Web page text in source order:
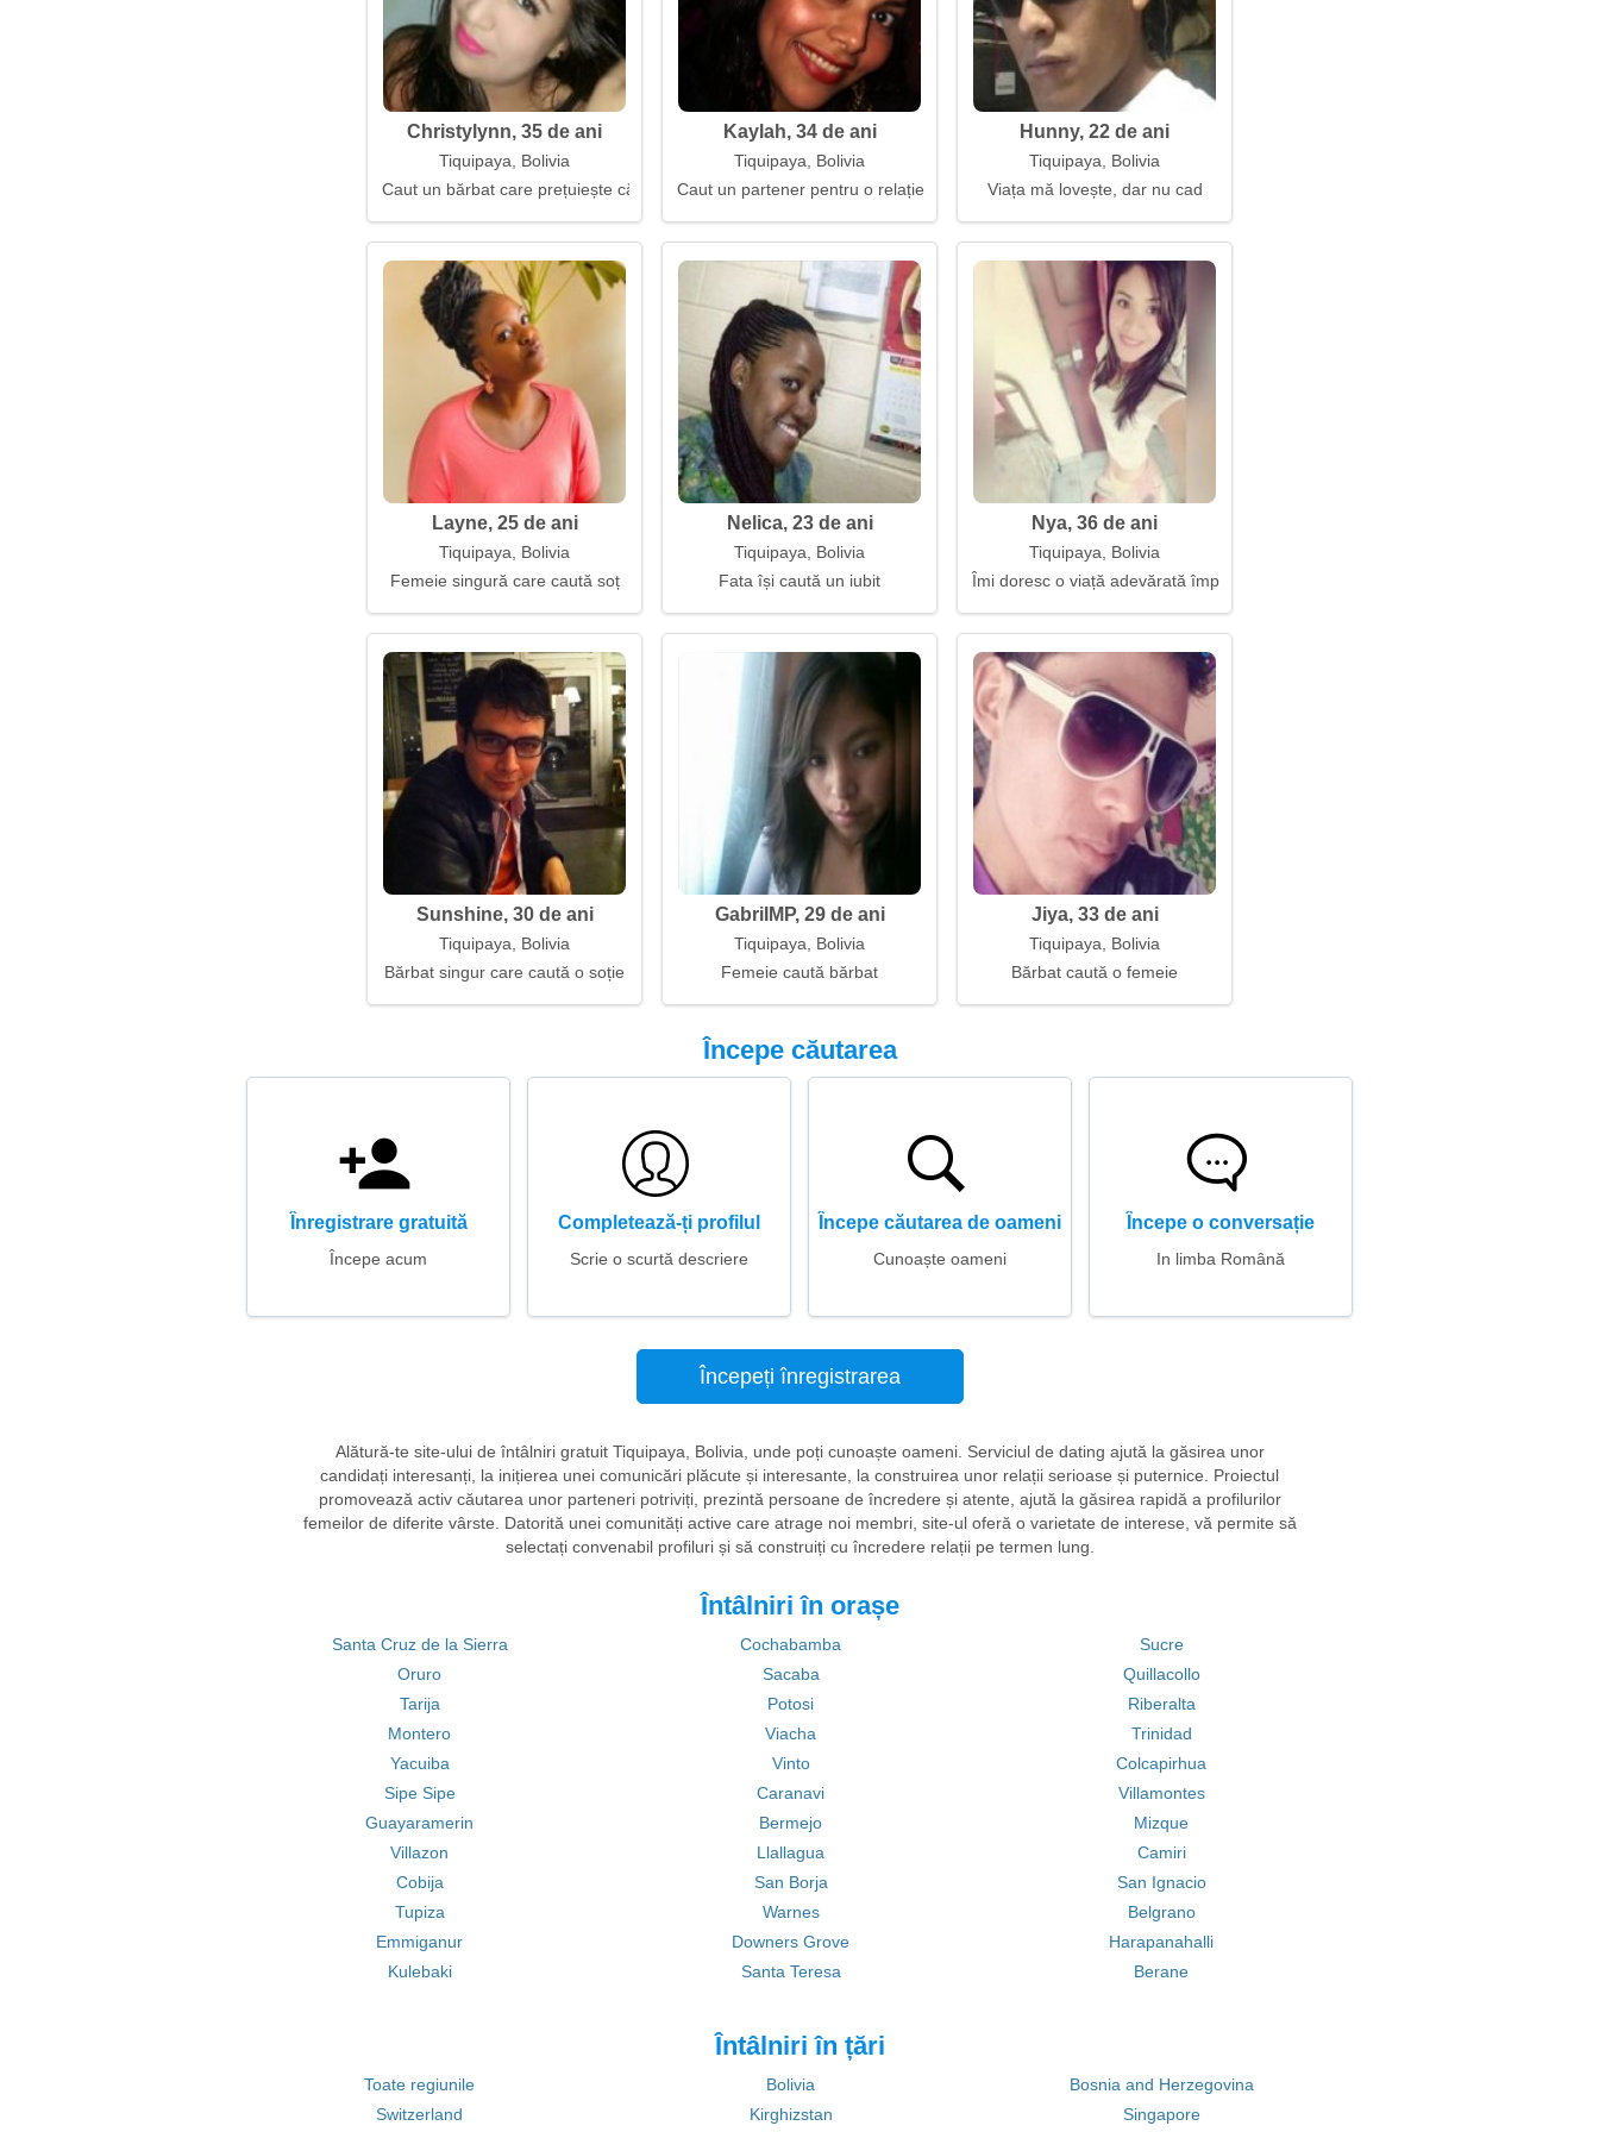
Christylynn, 35 de ani
Tiquipaya, Bolivia
Caut un bărbat care prețuiește căldura
Kaylah, 34 de ani
Tiquipaya, Bolivia
Caut un partener pentru o relație caldă
Hunny, 22 de ani
Tiquipaya, Bolivia
Viața mă lovește, dar nu cad
Layne, 25 de ani
Tiquipaya, Bolivia
Femeie singură care caută soț
Nelica, 23 de ani
Tiquipaya, Bolivia
Fata își caută un iubit
Nya, 36 de ani
Tiquipaya, Bolivia
Îmi doresc o viață adevărată împreună
Sunshine, 30 de ani
Tiquipaya, Bolivia
Bărbat singur care caută o soție
GabriIMP, 29 de ani
Tiquipaya, Bolivia
Femeie caută bărbat
Jiya, 33 de ani
Tiquipaya, Bolivia
Bărbat caută o femeie
Începe căutarea
Înregistrare gratuită
Începe acum
Completează-ți profilul
Scrie o scurtă descriere
Începe căutarea de oameni
Cunoaște oameni
Începe o conversație
In limba Română
Începeți înregistrarea
Alătură-te site-ului de întâlniri gratuit Tiquipaya, Bolivia, unde poți cunoaște oameni. Serviciul de dating ajută la găsirea unor
candidați interesanți, la inițierea unei comunicări plăcute și interesante, la construirea unor relații serioase și puternice. Proiectul
promovează activ căutarea unor parteneri potriviți, prezintă persoane de încredere și atente, ajută la găsirea rapidă a profilurilor
femeilor de diferite vârste. Datorită unei comunități active care atrage noi membri, site-ul oferă o varietate de interese, vă permite să
selectați convenabil profiluri și să construiți cu încredere relații pe termen lung.
Întâlniri în orașe
Santa Cruz de la Sierra Cochabamba
Sucre
Oruro
Sacaba
Quillacollo
Tarija
Potosi
Riberalta
Montero
Viacha
Trinidad
Yacuiba
Vinto
Colcapirhua
Sipe Sipe
Caranavi
Villamontes
Guayaramerin
Bermejo
Mizque
Villazon
Llallagua
Camiri
Cobija
San Borja
San Ignacio
Tupiza
Warnes
Belgrano
Emmiganur
Downers Grove
Harapanahalli
Kulebaki
Santa Teresa Berane
Întâlniri în țări
Toate regiunile Bolivia
Bosnia and Herzegovina
Switzerland
Kirghizstan Singapore